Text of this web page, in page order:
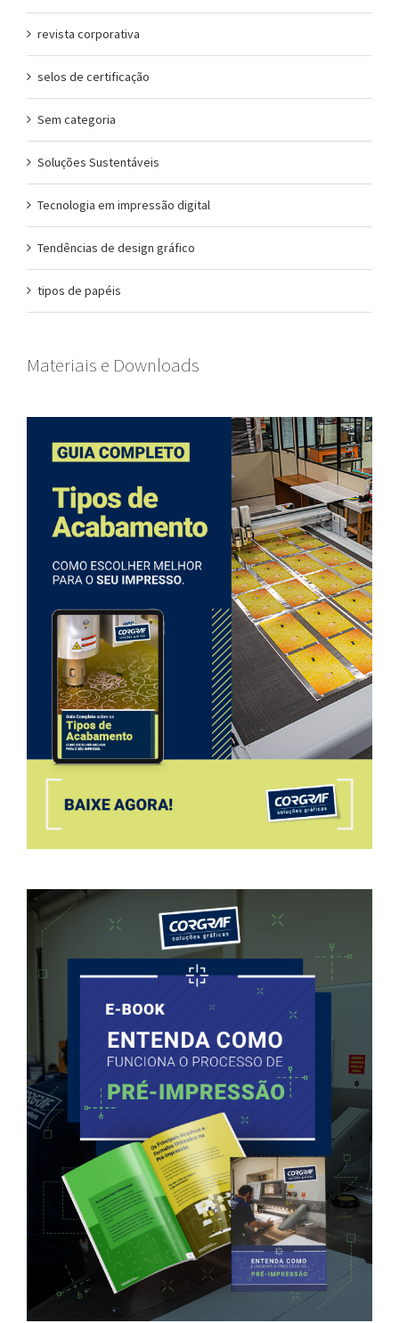
revista corporativa
selos de certificação
Sem categoria
Soluções Sustentáveis
Tecnologia em impressão digital
Tendências de design gráfico
tipos de papéis
Materiais e Downloads